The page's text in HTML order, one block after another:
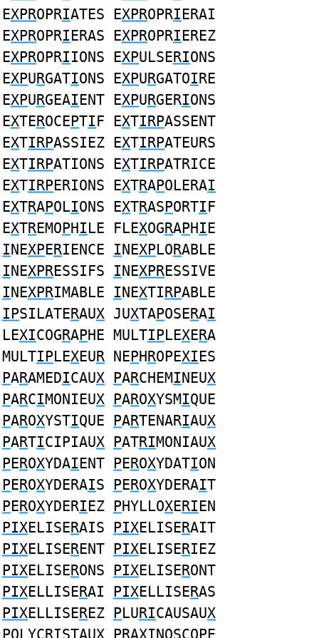
EXPROPRIATES EXPROPRIERAI
EXPROPRIERAS EXPROPRIEREZ
EXPROPRIIONS EXPULSERIONS
EXPURGATIONS EXPURGATOIRE
EXPURGEAIENT EXPURGERIONS
EXTEROCEPTIF EXTIRPASSENT
EXTIRPASSIEZ EXTIRPATEURS
EXTIRPATIONS EXTIRPATRICE
EXTIRPERIONS EXTRAPOLERAI
EXTRAPOLIONS EXTRASPORTIF
EXTREMOPHILE FLEXOGRAPHIE
INEXPERIENCE INEXPLORABLE
INEXPRESSIFS INEXPRESSIVE
INEXPRIMABLE INEXTIRPABLE
IPSILATERAUX JUXTAPOSERAI
LEXICOGRAPHE MULTIPLEXERA
MULTIPLEXEUR NEPHROPEXIES
PARAMEDICAUX PARCHEMINEUX
PARCIMONIEUX PAROXYSMIQUE
PAROXYSTIQUE PARTENARIAUX
PARTICIPIAUX PATRIMONIAUX
PEROXYDAIENT PEROXYDATION
PEROXYDERAIS PEROXYDERAIT
PEROXYDERIEZ PHYLLOXERIEN
PIXELISERAIS PIXELISERAIT
PIXELISERENT PIXELISERIEZ
PIXELISERONS PIXELISERONT
PIXELLISERAI PIXELLISERAS
PIXELLISEREZ PLURICAUSAUX
POLYCRISTAUX PRAXINOSCOPE